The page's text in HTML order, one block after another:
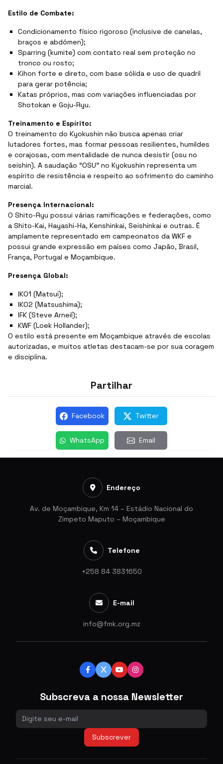
Estilo de Combate:
Condicionamento físico rigoroso (inclusive de canelas,
braços e abdómen);
Sparring (kumite) com contato real sem proteção no
tronco ou rosto;
Kihon forte e direto, com base sólida e uso de quadril
para gerar potência;
Katas próprios, mas com variações influenciadas por
Shotokan e Goju-Ryu.
Treinamento e Espírito:
O treinamento do Kyokushin não busca apenas criar
lutadores fortes, mas formar pessoas resilientes, humildes
e corajosas, com mentalidade de nunca desistir (osu no
seishin). A saudação “OSU” no Kyokushin representa um
espírito de resistência e respeito ao sofrimento do caminho
marcial.
Presença Internacional:
O Shito-Ryu possui várias ramificações e federações, como
a Shito-Kai, Hayashi-Ha, Kenshinkai, Seishinkai e outras. É
amplamente representado em campeonatos da WKF e
possui grande expressão em países como Japão, Brasil,
França, Portugal e Moçambique.
Presença Global:
IKO1 (Matsui);
IKO2 (Matsushima);
IFK (Steve Arneil);
KWF (Loek Hollander);
O estilo está presente em Moçambique através de escolas
autorizadas, e muitos atletas destacam-se por sua coragem
e disciplina.
Partilhar
Facebook Twitter
WhatsApp Email
Endereço
Av. de Moçambique, Km 14 – Estádio Nacional do
Zimpeto Maputo – Moçambique
Telefone
+258 84 3831650
E-mail
info@fmk.org.mz
Subscreva a nossa Newsletter
Subscrever